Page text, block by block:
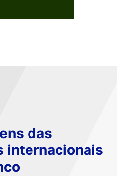
das
internacionais